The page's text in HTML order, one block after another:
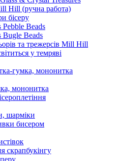
Hill (ручна работа)
бісеру
Pebble Beads
Bugle Beads
та трежерсів Mill Hill
у темряві
гумка, мононитка
мононитка
шарміки
бисером
скрапбукінгу